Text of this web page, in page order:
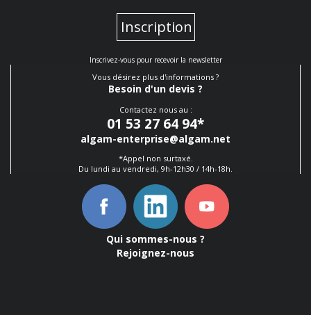
Inscription
Inscrivez-vous pour recevoir la newsletter
Vous désirez plus d'informations ?
Besoin d'un devis ?
Contactez nous au :
01 53 27 64 94*
algam-enterprise@algam.net
*Appel non surtaxé.
Du lundi au vendredi, 9h-12h30 / 14h-18h.
Qui sommes-nous ?
Rejoignez-nous